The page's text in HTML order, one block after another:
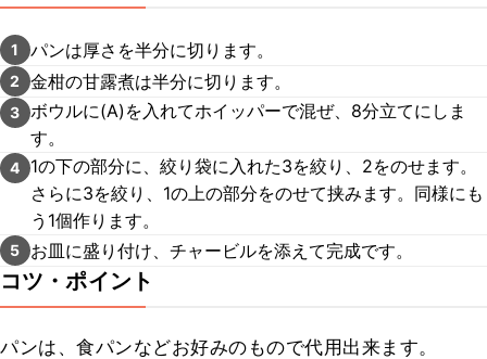
1 パンは厚さを半分に切ります。
2 金柑の甘露煮は半分に切ります。
3 ボウルに(A)を入れてホイッパーで混ぜ、8分立てにしま
す。
4
1の下の部分に、絞り袋に入れた3を絞り、2をのせます。
さらに3を絞り、1の上の部分をのせて挟みます。同様にも
う1個作ります。
5 お皿に盛り付け、チャービルを添えて完成です。
コツ・ポイント
パンは、食パンなどお好みのもので代用出来ます。